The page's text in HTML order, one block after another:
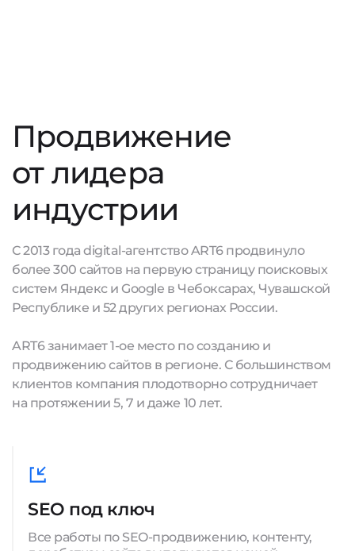
Продвижение
от лидера
индустрии
С 2013 года digital-агентство ART6 продвинуло
более 300 сайтов на первую страницу поисковых
систем Яндекс и Google в Чебоксарах, Чувашской
Республике и 52 других регионах России.
ART6 занимает 1-ое место по созданию и
продвижению сайтов в регионе. С большинством
клиентов компания плодотворно сотрудничает
на протяжении 5, 7 и даже 10 лет.
SEO под ключ
Все работы по SEO-продвижению, контенту,